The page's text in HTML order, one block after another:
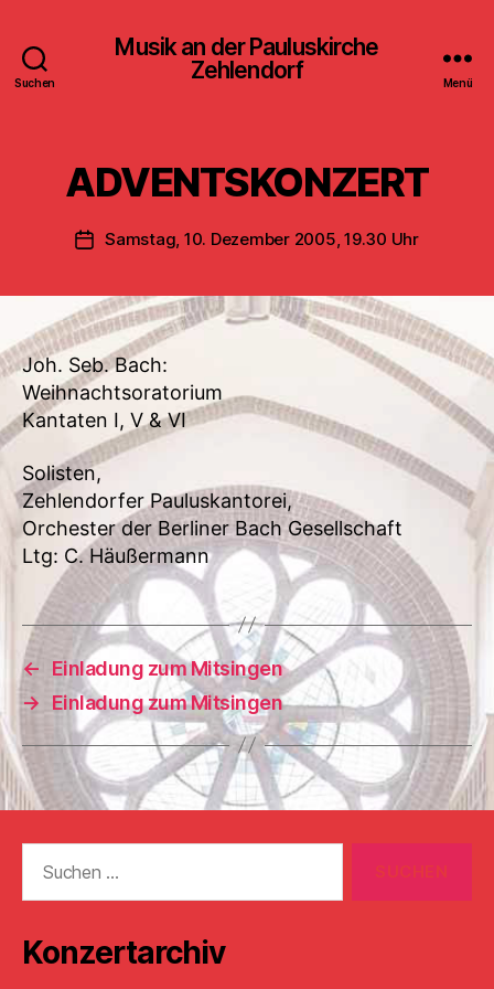
Suchen
Musik an der Pauluskirche
Zehlendorf
Menü
ADVENTSKONZERT
Veröffentlichungsdatum
Samstag, 10. Dezember 2005, 19.30 Uhr
Joh. Seb. Bach:
Weihnachtsoratorium
Kantaten I, V & VI
Solisten,
Zehlendorfer Pauluskantorei,
Orchester der Berliner Bach Gesellschaft
Ltg: C. Häußermann
←
Einladung zum Mitsingen
→
Einladung zum Mitsingen
nach:
Konzertarchiv